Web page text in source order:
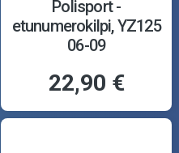
Polisport -
etunumerokilpi, YZ125
06-09
22,90 €